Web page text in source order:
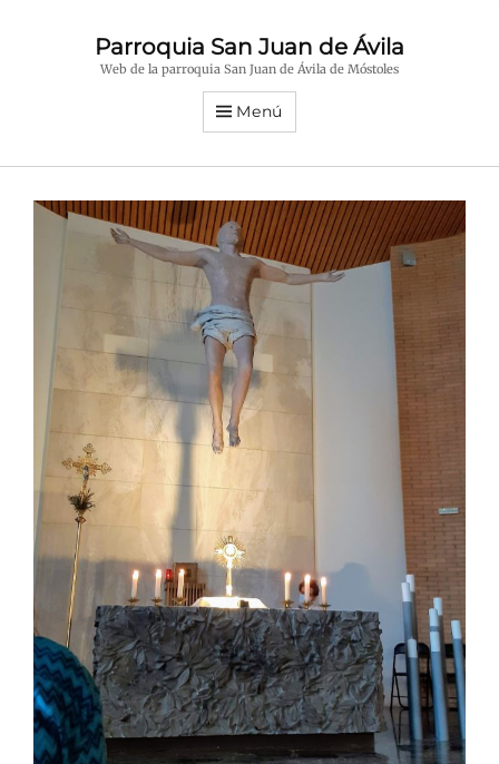
Parroquia San Juan de Ávila
Web de la parroquia San Juan de Ávila de Móstoles
Menú